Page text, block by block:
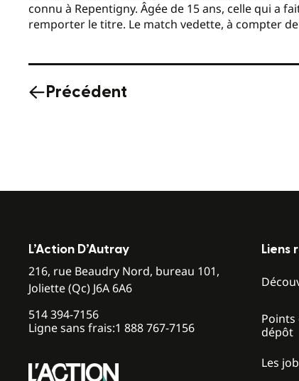
connu à Repentigny. Âgée de 15 ans, celle qui a
remporter le titre. Le match vedette, à compter de
Précédent
L’Action D’Autray
216, rue Beaudry Nord, bureau 101,
Joliette (Qc) J6A 6A6
514 394-7156
Ligne sans frais:1 888 767-7156
Liens
Points
dépôt
Les